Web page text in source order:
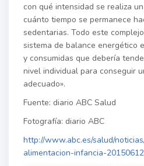
con qué intensidad se realiza
cuánto tiempo se permanece
sedentarias. Todo este
sistema de balance energético
y consumidas que debería
nivel individual para conseguir
adecuado».
Fuente: diario ABC Salud
Fotografía: diario ABC
http://www.abc.es/salud/
alimentacion-infancia-